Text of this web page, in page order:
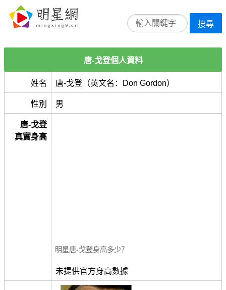
搜尋
唐-戈登個人資料
姓名 唐-戈登（英文名：Don Gordon）
性別 男
唐-戈登
真實身高
明星唐-戈登身高多少？
未提供官方身高數據